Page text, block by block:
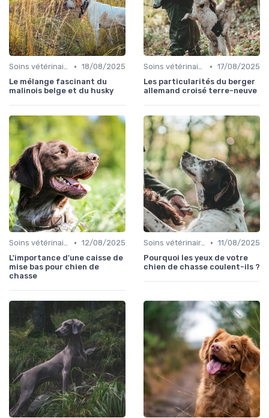
Soins vétérinaires pour chiens de chasse • 18/08/2025
Le mélange fascinant du
malinois belge et du husky
Soins vétérinaires pour chiens de chasse • 17/08/2025
Les particularités du berger
allemand croisé terre-neuve
Soins vétérinaires pour chiens de chasse • 12/08/2025
L'importance d'une caisse de
mise bas pour chien de
chasse
Soins vétérinaires pour chiens de chasse • 11/08/2025
Pourquoi les yeux de votre
chien de chasse coulent-ils ?